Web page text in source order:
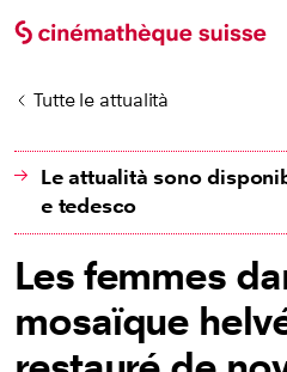
Tutte le attualità
Le attualità sono
e tedesco
Les femmes
mosaïque